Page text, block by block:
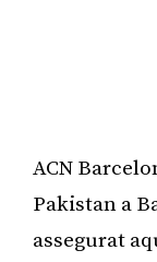
ACN
Pakistan a
assegurat